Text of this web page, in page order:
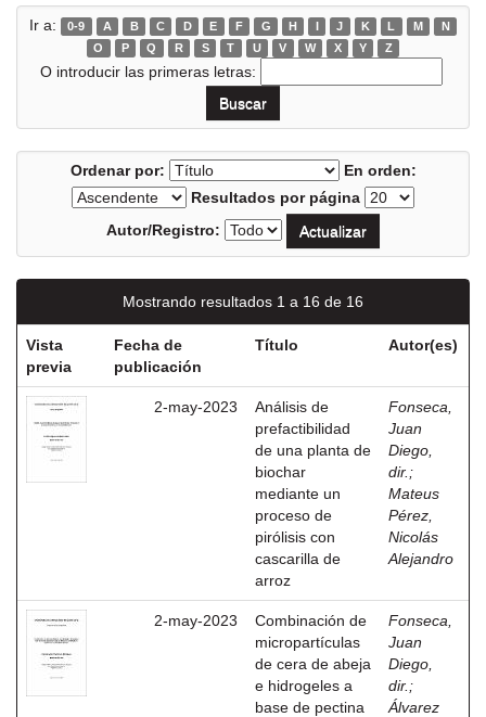
Ir a: 0-9 A B C D E F G H I J K L M
N
O
P Q R S T U V W X Y Z
O introducir las primeras letras:
Ordenar por:
En orden:
Resultados por página
Autor/Registro:
Mostrando resultados 1 a 16 de 16
Vista
previa
Fecha de
publicación
Título Autor(es)
2-may-2023
Análisis de
prefactibilidad
de una planta de
biochar
mediante un
proceso de
pirólisis con
cascarilla de
arroz
Fonseca,
Juan
Diego,
dir. ;
Mateus
Pérez,
Nicolás
Alejandro
2-may-2023
Combinación de
micropartículas
de cera de abeja
e hidrogeles a
base de pectina
Fonseca,
Juan
Diego,
dir. ;
Álvarez